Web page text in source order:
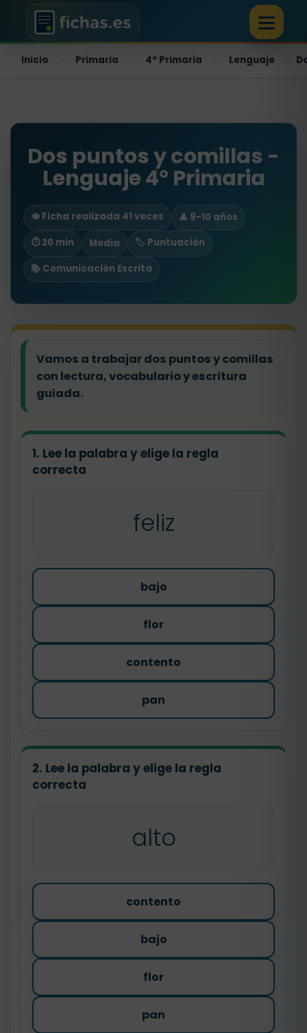
Inicio Primaria 4º Primaria Lenguaje
Dos puntos y comillas -
Lenguaje 4º Primaria
👁️ Ficha realizada 41 veces
👤 9-10 años
⏱ 20 min
Media
🏷️ Puntuación
📚 Comunicación Escrita
Vamos a trabajar dos puntos y comillas
con lectura, vocabulario y escritura
guiada.
1. Lee la palabra y elige la regla
correcta
feliz
bajo
flor
contento
pan
2. Lee la palabra y elige la regla
correcta
alto
contento
bajo
flor
pan